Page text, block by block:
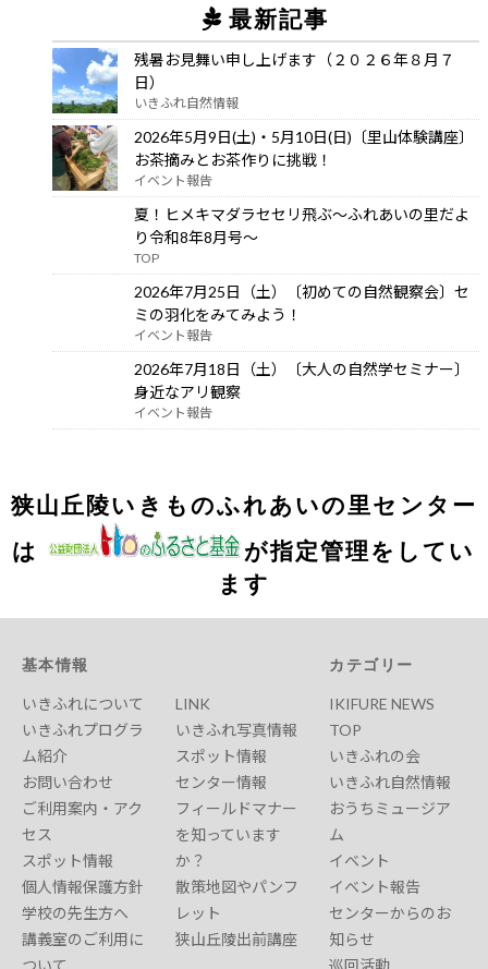
最新記事
残暑お見舞い申し上げます（２０２６年８月７
日）
いきふれ自然情報
2026年5月9日(土)・5月10日(日)〔里山体験講座〕
お茶摘みとお茶作りに挑戦！
イベント報告
夏！ヒメキマダラセセリ飛ぶ～ふれあいの里だよ
り令和8年8月号～
TOP
2026年7月25日（土）〔初めての自然観察会〕セ
ミの羽化をみてみよう！
イベント報告
2026年7月18日（土）〔大人の自然学セミナー〕
身近なアリ観察
イベント報告
狭山丘陵いきものふれあいの里センター
は
が指定管理をしてい
ます
基本情報
いきふれについて
いきふれプログラ
ム紹介
お問い合わせ
ご利用案内・アク
セス
スポット情報
個人情報保護方針
学校の先生方へ
講義室のご利用に
LINK
いきふれ写真情報
スポット情報
センター情報
フィールドマナー
を知っています
か？
散策地図やパンフ
レット
狭山丘陵出前講座
カテゴリー
IKIFURE NEWS
TOP
いきふれの会
いきふれ自然情報
おうちミュージア
ム
イベント
イベント報告
センターからのお
知らせ